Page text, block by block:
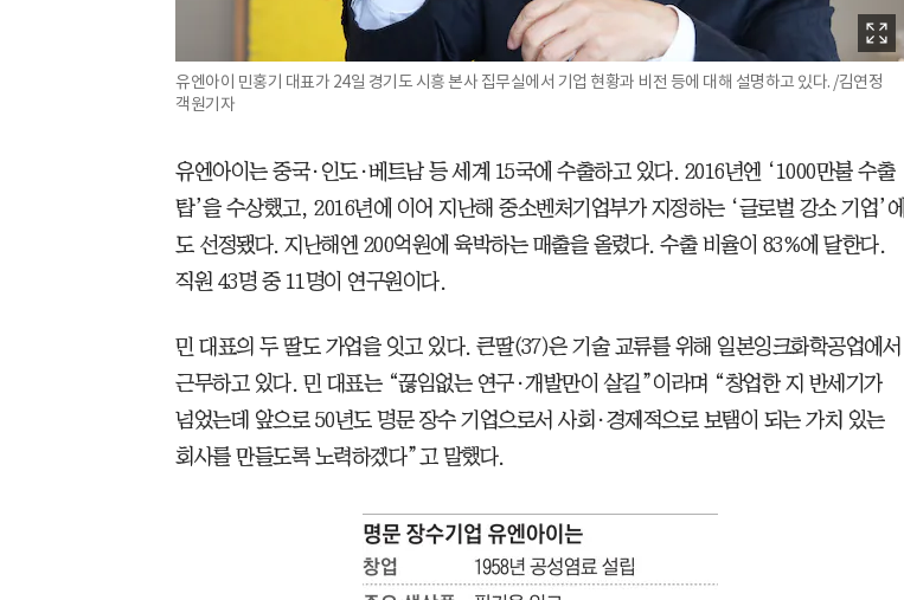
유엔아이 민홍기 대표가 24일 경기도 시흥 본사 집무실에서 기업 현황과 비전 등에 대해 설명하고 있다. /김연정
객원기자
유엔아이는 중국·인도·베트남 등 세계 15국에 수출하고 있다. 2016년엔 ‘1000만불 수출
탑’을 수상했고, 2016년에 이어 지난해 중소벤처기업부가 지정하는 ‘글로벌 강소 기업’에
도 선정됐다. 지난해엔 200억원에 육박하는 매출을 올렸다. 수출 비율이 83%에 달한다.
직원 43명 중 11명이 연구원이다.
민 대표의 두 딸도 가업을 잇고 있다. 큰딸(37)은 기술 교류를 위해 일본잉크화학공업에서
근무하고 있다. 민 대표는 “끊임없는 연구·개발만이 살길”이라며 “창업한 지 반세기가
넘었는데 앞으로 50년도 명문 장수 기업으로서 사회·경제적으로 보탬이 되는 가치 있는
회사를 만들도록 노력하겠다”고 말했다.